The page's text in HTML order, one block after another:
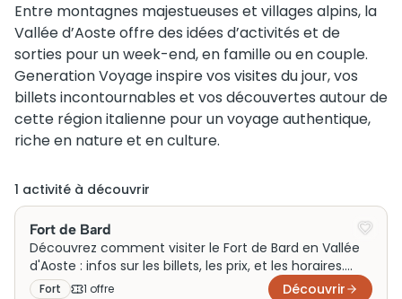
Entre montagnes majestueuses et villages alpins, la
Vallée d’Aoste offre des idées d’activités et de
sorties pour un week-end, en famille ou en couple.
Generation Voyage inspire vos visites du jour, vos
billets incontournables et vos découvertes autour de
cette région italienne pour un voyage authentique,
riche en nature et en culture.
1 activité à découvrir
Fort de Bard
Découvrez comment visiter le Fort de Bard en Vallée
d'Aoste : infos sur les billets, les prix, et les horaires.
Préparez votre visite dès maintenant !
Fort 1 offre Découvrir